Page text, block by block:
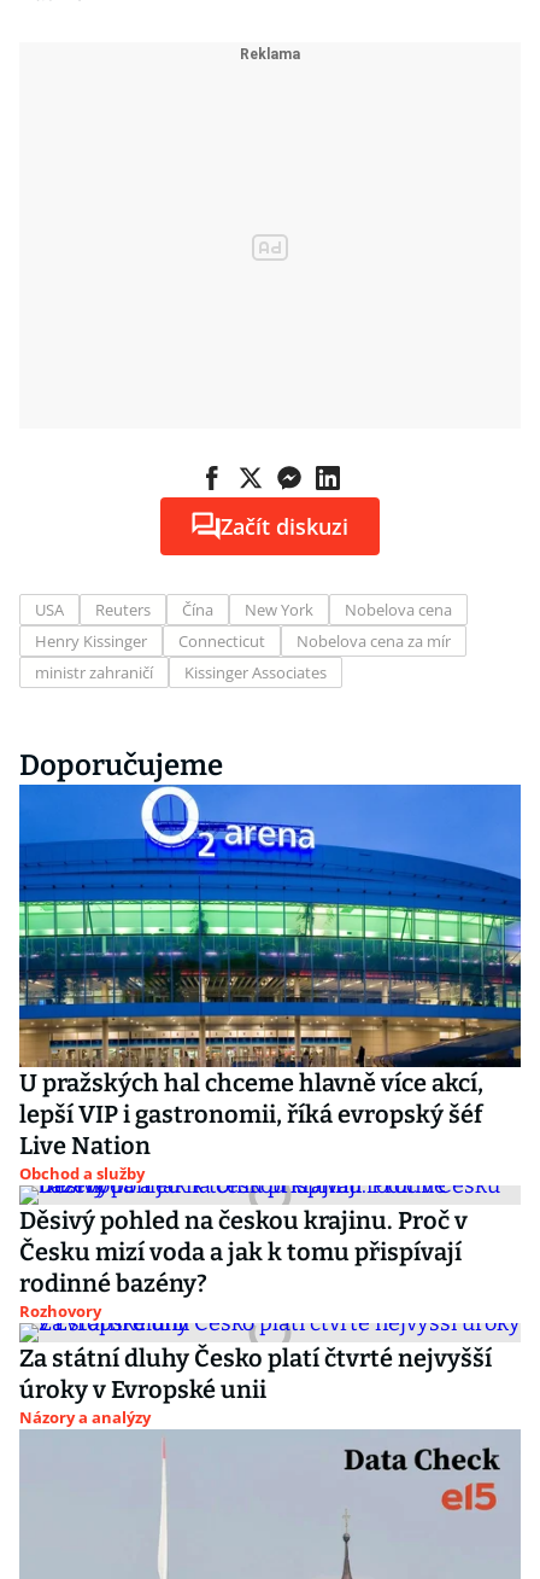
Začít diskuzi
USA Reuters Čína New York
Nobelova cena
Henry Kissinger
Connecticut
Nobelova cena za mír
ministr zahraničí
Kissinger Associates
Doporučujeme
U pražských hal chceme hlavně více akcí,
lepší VIP i gastronomii, říká evropský šéf
Live Nation
Obchod a služby
Děsivý pohled na českou krajinu. Proč v
Česku mizí voda a jak k tomu přispívají
rodinné bazény?
Rozhovory
Za státní dluhy Česko platí čtvrté nejvyšší
úroky v Evropské unii
Názory a analýzy